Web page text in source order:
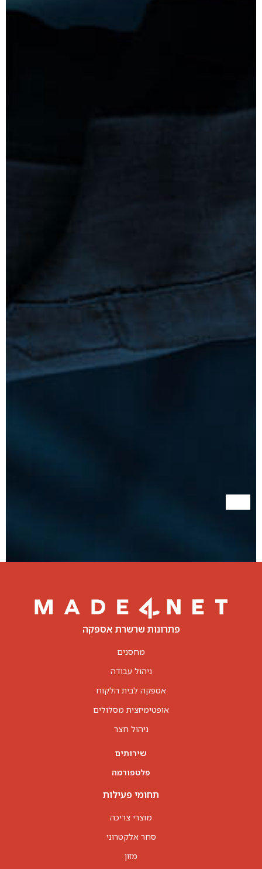
פתרונות שרשרת אספקה
מחסנים
ניהול עבודה
אספקה לבית הלקוח
אופטימיזצית מסלולים
ניהול חצר
שירותים
פלטפורמה
תחומי פעילות
מוצרי צריכה
סחר אלקטרוני
מזון